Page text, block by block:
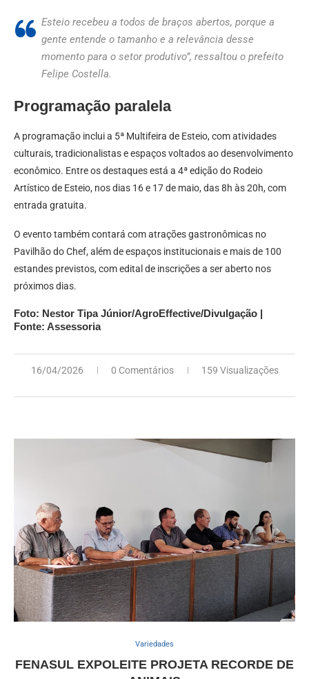
Esteio recebeu a todos de braços abertos, porque a
gente entende o tamanho e a relevância desse
momento para o setor produtivo”, ressaltou o prefeito
Felipe Costella.
Programação paralela
A programação inclui a 5ª Multifeira de Esteio, com atividades
culturais, tradicionalistas e espaços voltados ao desenvolvimento
econômico. Entre os destaques está a 4ª edição do Rodeio
Artístico de Esteio, nos dias 16 e 17 de maio, das 8h às 20h, com
entrada gratuita.
O evento também contará com atrações gastronômicas no
Pavilhão do Chef, além de espaços institucionais e mais de 100
estandes previstos, com edital de inscrições a ser aberto nos
próximos dias.
Foto: Nestor Tipa Júnior/AgroEffective/Divulgação |
Fonte: Assessoria
16/04/2026 0 Comentários 159 Visualizações
Variedades
FENASUL EXPOLEITE PROJETA RECORDE DE